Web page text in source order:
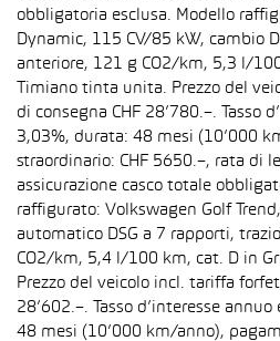
obbligatoria esclusa. Modello
Dynamic, 115 CV/85 kW, cambio
anteriore, 121 g CO2/km, 5,3 l/
Timiano tinta unita. Prezzo del
di consegna CHF 28’780.–. Tasso
3,03%, durata: 48 mesi (10’000
straordinario: CHF 5650.–, rata di
assicurazione casco totale
raffigurato: Volkswagen Golf
automatico DSG a 7 rapporti,
CO2/km, 5,4 l/100 km, cat. D in
Prezzo del veicolo incl. tariffa
28’602.–. Tasso d’interesse
48 mesi (10’000 km/anno),